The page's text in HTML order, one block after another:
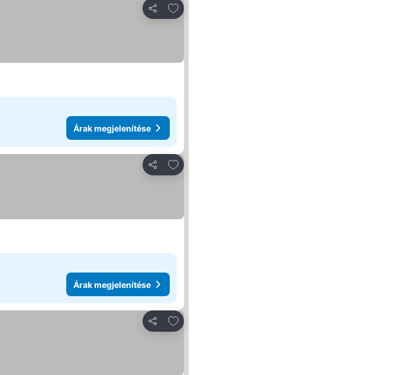
Megosztás
Hozzáadás a kedvencekhez
Árak megjelenítése
Megosztás
Hozzáadás a kedvencekhez
Árak megjelenítése
Megosztás
Hozzáadás a kedvencekhez